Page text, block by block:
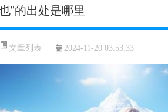
”的出处是哪里
文章列表 2024-11-20 03:53:33